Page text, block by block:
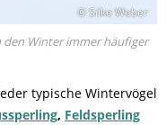
© Silke Weber
den Winter immer häufiger
typische Wintervögel
, Feldsperling